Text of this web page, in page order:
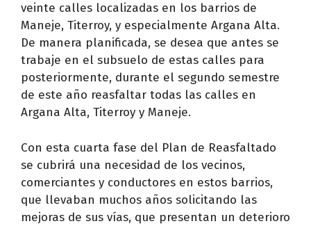
veinte calles localizadas en los barrios de
Maneje, Titerroy, y especialmente Argana Alta.
De manera planificada, se desea que antes se
trabaje en el subsuelo de estas calles para
posteriormente, durante el segundo semestre
de este año reasfaltar todas las calles en
Argana Alta, Titerroy y Maneje.
Con esta cuarta fase del Plan de Reasfaltado
se cubrirá una necesidad de los vecinos,
comerciantes y conductores en estos barrios,
que llevaban muchos años solicitando las
mejoras de sus vías, que presentan un deterioro